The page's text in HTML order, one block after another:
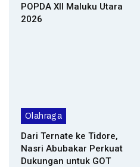
POPDA XII Maluku Utara
2026
Olahraga
Dari Ternate ke Tidore,
Nasri Abubakar Perkuat
Dukungan untuk GOT